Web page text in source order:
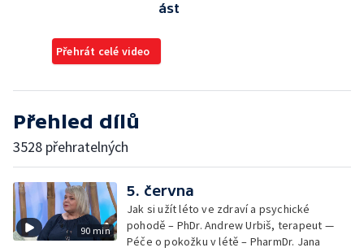
ást
Přehrát celé video
Přehled dílů
3528 přehratelných
90 min
5. června
Jak si užít léto ve zdraví a psychické
pohodě – PhDr. Andrew Urbiš, terapeut —
Péče o pokožku v létě – PharmDr. Jana